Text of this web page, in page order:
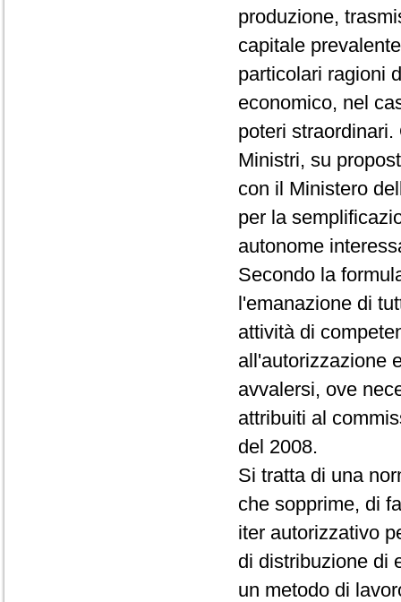
produzione,
capitale
particolari ragioni
economico, nel
poteri
Ministri, su
con il Ministero
per la
autonome
Secondo la
l'emanazione di
attività di
all'autorizzazione
avvalersi, ove
attribuiti al
del 2008.
Si tratta di una
che sopprime, di
iter autorizzativo
di distribuzione di
un metodo di